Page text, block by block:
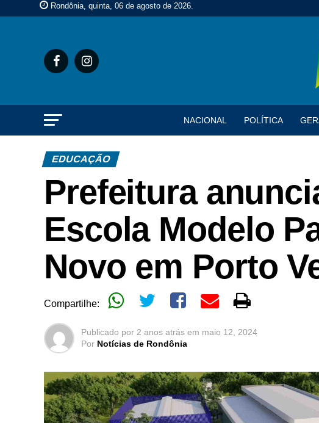
Rondônia, quinta, 06 de agosto de 2026.
NACIONAL POLÍTICA
EDUCAÇÃO
Prefeitura
Escola Modelo
Novo em Porto
Compartilhe:
Publicado por 2 anos atrás em maio 12, 2024
Por Notícias de Rondônia